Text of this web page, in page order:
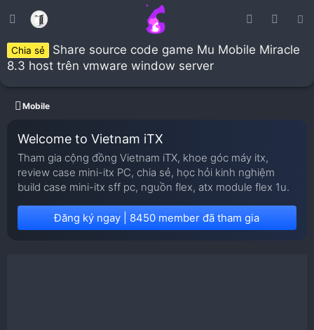
Chia sẻ
Share source code game Mu Mobile Miracle
8.3 host trên vmware window server
Mobile
Welcome to Vietnam iTX
Tham gia cộng đồng Vietnam iTX, khoe góc máy itx,
review case mini-itx PC, chia sẻ, học hỏi kinh nghiệm
build case mini-itx sff pc, nguồn flex, atx module flex 1u.
Đăng ký ngay | 8450 member đã tham gia